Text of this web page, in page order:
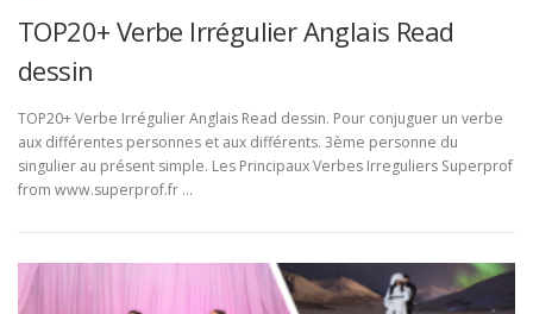
TOP20+ Verbe Irrégulier Anglais Read
dessin
TOP20+ Verbe Irrégulier Anglais Read dessin. Pour conjuguer un verbe
aux différentes personnes et aux différents. 3ème personne du
singulier au présent simple. Les Principaux Verbes Irreguliers Superprof
from www.superprof.fr …